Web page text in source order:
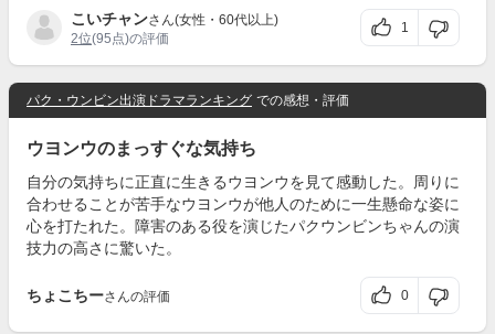
こいチャンさん(女性・60代以上)
2位(95点)の評価
1
パク・ウンビン出演ドラマランキング での感想・評価
ウヨンウのまっすぐな気持ち
自分の気持ちに正直に生きるウヨンウを見て感動した。周りに
合わせることが苦手なウヨンウが他人のために一生懸命な姿に
心を打たれた。障害のある役を演じたパクウンビンちゃんの演
技力の高さに驚いた。
ちょこちーさんの評価 0